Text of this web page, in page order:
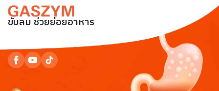
ขับลม ช่วยย่อยอาหาร